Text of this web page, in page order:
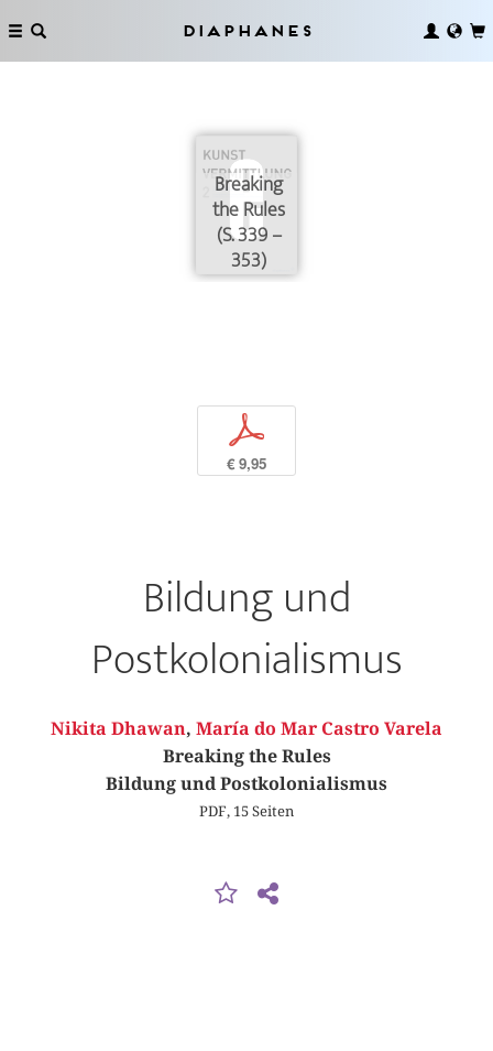
Diaphanes
Breaking
the Rules
(S. 339 –
353)
p
€ 9,95
Bildung und
Postkolonialismus
Nikita Dhawan, María do Mar Castro Varela
Breaking the Rules
Bildung und Postkolonialismus
PDF, 15 Seiten